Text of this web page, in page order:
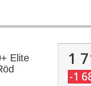
Elite
1
-1